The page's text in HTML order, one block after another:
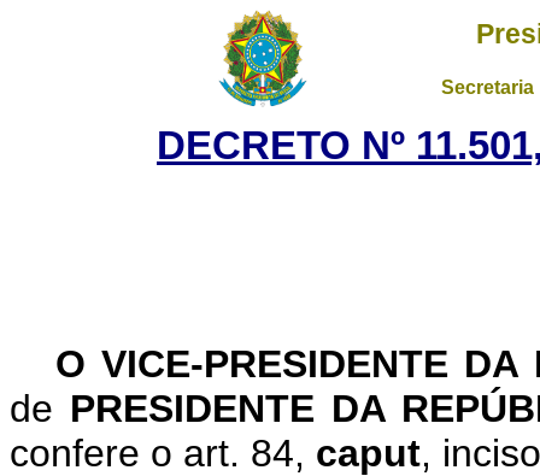
DECRETO Nº
O VICE-PRESIDENTE DA
de PRESIDENTE DA
confere o art. 84, caput,